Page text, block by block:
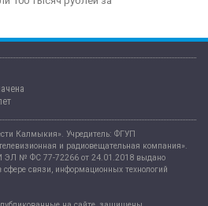
библиотеке им. А. Амур-Санана,
шахмат.